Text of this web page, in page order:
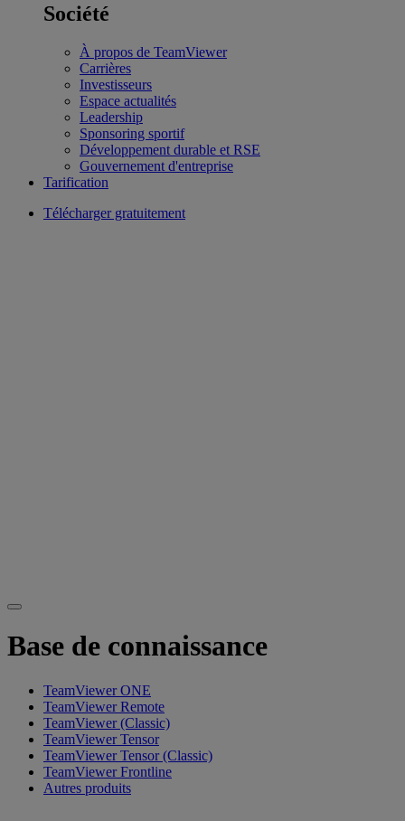
Société
À propos de TeamViewer
Carrières
Investisseurs
Espace actualités
Leadership
Sponsoring sportif
Développement durable et RSE
Gouvernement d'entreprise
Tarification
Télécharger gratuitement
Base de connaissance
TeamViewer ONE
TeamViewer Remote
TeamViewer (Classic)
TeamViewer Tensor
TeamViewer Tensor (Classic)
TeamViewer Frontline
Autres produits